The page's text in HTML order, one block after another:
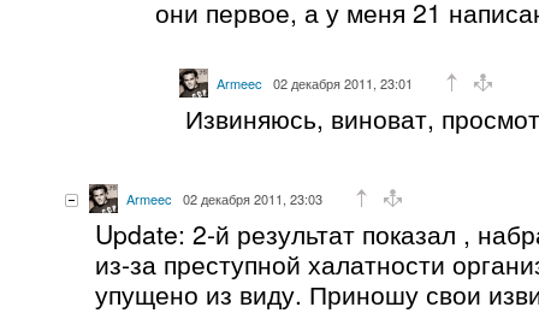
они первое, а у меня 21
Armeec 02 декабря 2011, 23:01
Извиняюсь, виноват,
Armeec 02 декабря 2011, 23:03
Update: 2-й результат показал ,
из-за преступной халатности
упущено из виду. Приношу свои